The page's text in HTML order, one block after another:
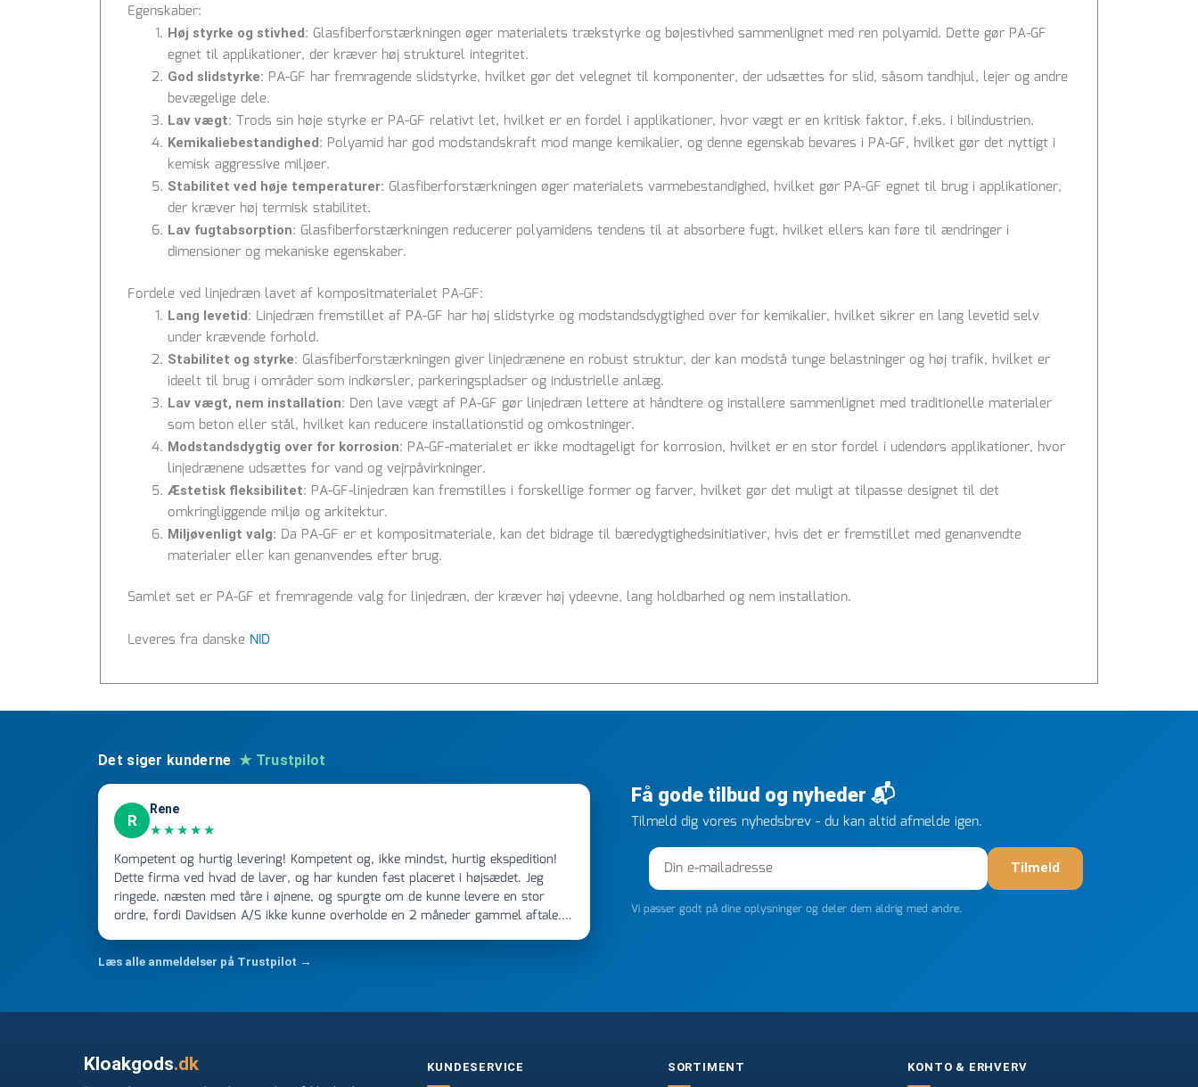
Egenskaber:
Høj styrke og stivhed: Glasfiberforstærkningen øger materialets trækstyrke og bøjestivhed sammenlignet med ren polyamid. Dette gør PA-GF
egnet til applikationer, der kræver høj strukturel integritet.
God slidstyrke: PA-GF har fremragende slidstyrke, hvilket gør det velegnet til komponenter, der udsættes for slid, såsom tandhjul, lejer og andre
bevægelige dele.
Lav vægt: Trods sin høje styrke er PA-GF relativt let, hvilket er en fordel i applikationer, hvor vægt er en kritisk faktor, f.eks. i bilindustrien.
Kemikaliebestandighed: Polyamid har god modstandskraft mod mange kemikalier, og denne egenskab bevares i PA-GF, hvilket gør det nyttigt i
kemisk aggressive miljøer.
Stabilitet ved høje temperaturer: Glasfiberforstærkningen øger materialets varmebestandighed, hvilket gør PA-GF egnet til brug i applikationer,
der kræver høj termisk stabilitet.
Lav fugtabsorption: Glasfiberforstærkningen reducerer polyamidens tendens til at absorbere fugt, hvilket ellers kan føre til ændringer i
dimensioner og mekaniske egenskaber.
Fordele ved linjedræn lavet af kompositmaterialet PA-GF:
Lang levetid: Linjedræn fremstillet af PA-GF har høj slidstyrke og modstandsdygtighed over for kemikalier, hvilket sikrer en lang levetid selv
under krævende forhold.
Stabilitet og styrke: Glasfiberforstærkningen giver linjedrænene en robust struktur, der kan modstå tunge belastninger og høj trafik, hvilket er
ideelt til brug i områder som indkørsler, parkeringspladser og industrielle anlæg.
Lav vægt, nem installation: Den lave vægt af PA-GF gør linjedræn lettere at håndtere og installere sammenlignet med traditionelle materialer
som beton eller stål, hvilket kan reducere installationstid og omkostninger.
Modstandsdygtig over for korrosion: PA-GF-materialet er ikke modtageligt for korrosion, hvilket er en stor fordel i udendørs applikationer, hvor
linjedrænene udsættes for vand og vejrpåvirkninger.
Æstetisk fleksibilitet: PA-GF-linjedræn kan fremstilles i forskellige former og farver, hvilket gør det muligt at tilpasse designet til det
omkringliggende miljø og arkitektur.
Miljøvenligt valg: Da PA-GF er et kompositmateriale, kan det bidrage til bæredygtighedsinitiativer, hvis det er fremstillet med genanvendte
materialer eller kan genanvendes efter brug.
Samlet set er PA-GF et fremragende valg for linjedræn, der kræver høj ydeevne, lang holdbarhed og nem installation.
Leveres fra danske NID
Det siger kunderne ★ Trustpilot
R
Rene
★★★★★
Kompetent og hurtig levering! Kompetent og, ikke mindst, hurtig ekspedition!
Dette firma ved hvad de laver, og har kunden fast placeret i højsædet. Jeg
ringede, næsten med tåre i øjnene, og spurgte om de kunne levere en stor
ordre, fordi Davidsen A/S ikke kunne overholde en 2 måneder gammel aftale.
ikke få armene ned, og næste gang jeg skal bruge noget, vil jeg ringe til dem
FØRST. De varmeste og venligste hilsner fra Rene
Læs alle anmeldelser på Trustpilot →
Få gode tilbud og nyheder 📬
Tilmeld dig vores nyhedsbrev - du kan altid afmelde igen.
Tilmeld
Vi passer godt på dine oplysninger og deler dem aldrig med andre.
Kloakgods.dk KUNDESERVICE SORTIMENT KONTO & ERHVERV